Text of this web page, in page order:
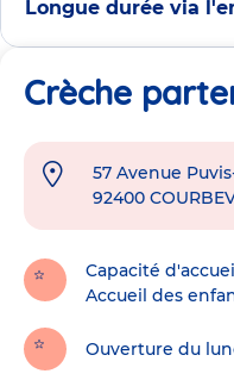
Longue durée via
Crèche
Adresse
crèche
57 Avenue
92400
Capacité d'accueil
Accueil des
Ouverture du